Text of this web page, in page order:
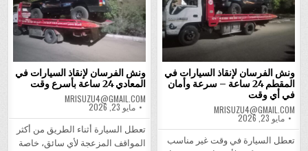
ونش الفرسان لإنقاذ السيارات في
المعادي 24 ساعة بأسرع وقت
MRISUZU4@GMAIL.COM
مايو 23, 2026
تعطل السيارة أثناء الطريق من أكثر
المواقف المزعجة لأي سائق، خاصة
ونش الفرسان لإنقاذ السيارات في
المقطم 24 ساعة – سرعة وأمان
في أي وقت
MRISUZU4@GMAIL.COM
مايو 23, 2026
تعطل السيارة في وقت غير مناسب